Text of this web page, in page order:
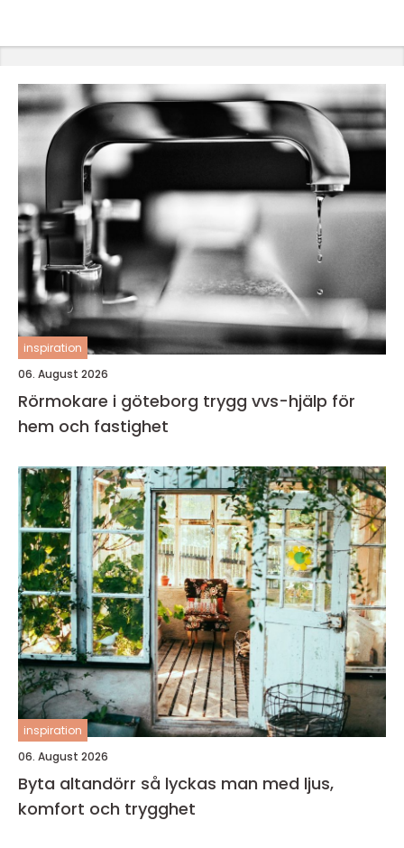
inspiration
06. August 2026
Rörmokare i göteborg trygg vvs-hjälp för
hem och fastighet
inspiration
06. August 2026
Byta altandörr så lyckas man med ljus,
komfort och trygghet